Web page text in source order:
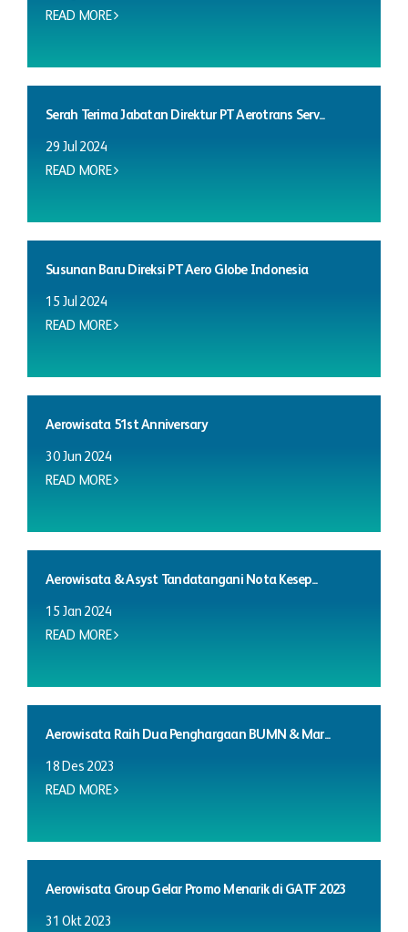
READ MORE
Serah Terima Jabatan Direktur PT Aerotrans Serv...
29 Jul 2024
READ MORE
Susunan Baru Direksi PT Aero Globe Indonesia
15 Jul 2024
READ MORE
Aerowisata 51st Anniversary
30 Jun 2024
READ MORE
Aerowisata & Asyst Tandatangani Nota Kesep...
15 Jan 2024
READ MORE
Aerowisata Raih Dua Penghargaan BUMN & Mar...
18 Des 2023
READ MORE
Aerowisata Group Gelar Promo Menarik di GATF 2023
31 Okt 2023